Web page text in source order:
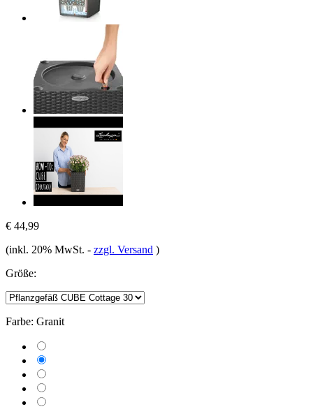
€ 44,99
(inkl. 20% MwSt. - zzgl. Versand )
Größe:
Farbe: Granit